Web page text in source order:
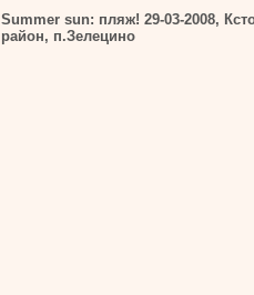
Summer sun: пляж! 29-03-2008,
район, п.Зелецино